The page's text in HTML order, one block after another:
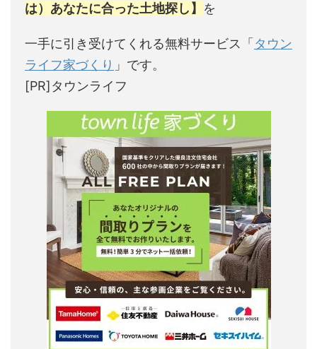
は）あなたに合った土地探し】 を
一手に引き受けてくれる無料サービス「 タウン
ライフ家づくり 」です。
[PR]タウンライフ